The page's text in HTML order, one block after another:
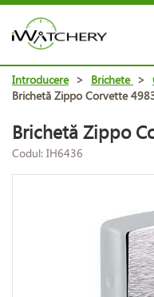
Introducere > Brichete >
Brichetă Zippo Corvette
Brichetă Zippo
Codul: IH6436